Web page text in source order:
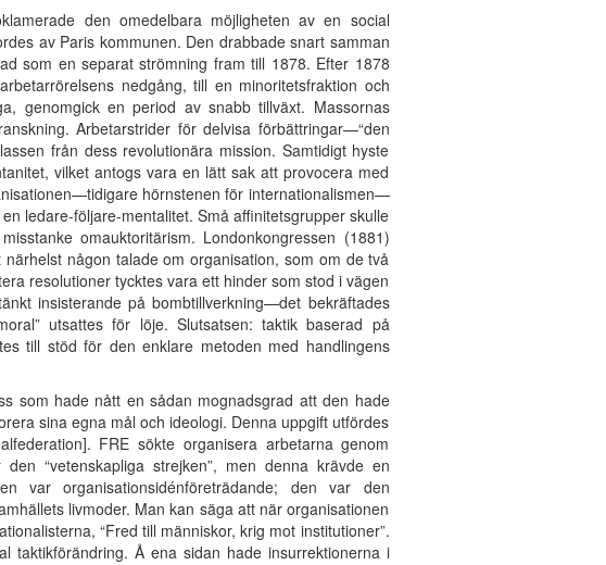
den omedelbara möjligheten av en social
av Paris kommunen. Den drabbade snart samman
som en separat strömning fram till 1878. Efter 1878
nedgång, till en minoritetsfraktion och
genomgick en period av snabb tillväxt. Massornas
Arbetarstrider för delvisa förbättringar—“den
från dess revolutionära mission. Samtidigt hyste
vilket antogs vara en lätt sak att provocera med
hörnstenen för internationalismen—
ledare-följare-mentalitet. Små affinitetsgrupper skulle
omauktoritärism. Londonkongressen (1881)
någon talade om organisation, som om de två
resolutioner tycktes vara ett hinder som stod i vägen
insisterande på bombtillverkning—det bekräftades
utsattes för löje. Slutsatsen: taktik baserad på
till stöd för den enklare metoden med handlingens
som hade nått en sådan mognadsgrad att den hade
sina egna mål och ideologi. Denna uppgift utfördes
FRE sökte organisera arbetarna genom
“vetenskapliga strejken”, men denna krävde en
var organisationsidénföreträdande; den var den
livmoder. Man kan säga att när organisationen
“Fred till människor, krig mot institutioner”.
taktikförändring. Å ena sidan hade insurrektionerna i